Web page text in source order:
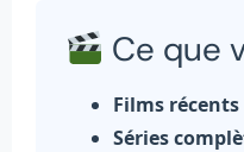
Ce que
Films récents
Séries